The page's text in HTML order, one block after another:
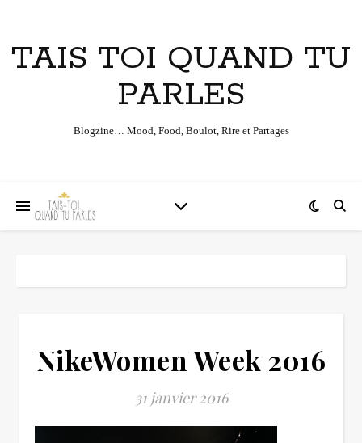
TAIS TOI QUAND TU
PARLES
Blogzine… Mood, Food, Boulot, Rire et Partages
NikeWomen Week 2016
31 janvier 2016